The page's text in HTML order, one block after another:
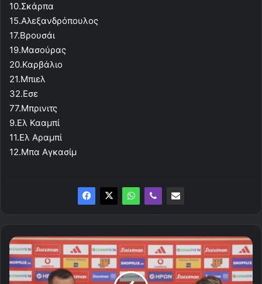
10.Σκάρπα
15.Αλεξανδρόπουλος
17.Βρουσάι
19.Μασούρας
20.Καρβάλιο
21.Μπιελ
32.Εσε
77.Μπρινιτς
9.Ελ Κααμπί
11.Ελ Αραμπί
12.Μπα Αγκασίμ
Όσα
είπε
ο
Μαρτίνεθ